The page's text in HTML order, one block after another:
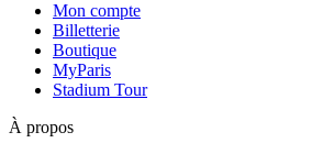
Mon compte
Billetterie
Boutique
MyParis
Stadium Tour
À propos